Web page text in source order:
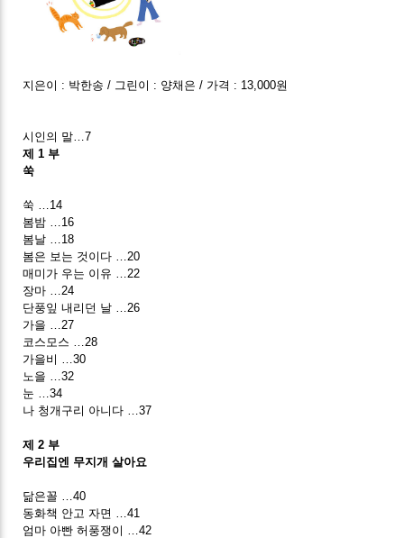
지은이 : 박한송 / 그린이 : 양채은 / 가격 : 13,000원
시인의 말…7
제 1 부
쑥
쑥 …14
봄밤 …16
봄날 …18
봄은 보는 것이다 …20
매미가 우는 이유 …22
장마 …24
단풍잎 내리던 날 …26
가을 …27
코스모스 …28
가을비 …30
노을 …32
눈 …34
나 청개구리 아니다 …37
제 2 부
우리집엔 무지개 살아요
닮은꼴 …40
동화책 안고 자면 …41
엄마 아빤 허풍쟁이 …42